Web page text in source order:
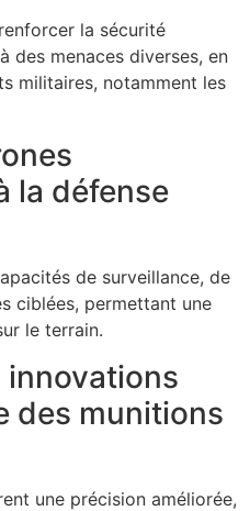
la sécurité
des menaces diverses, en
militaires, notamment les
la défense
de surveillance, de
ciblées, permettant une
le terrain.
innovations
des munitions
une précision améliorée,